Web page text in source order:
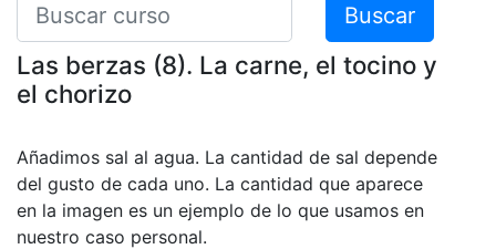
Buscar
Las berzas (8). La carne, el tocino y
el chorizo
Añadimos sal al agua. La cantidad de sal depende
del gusto de cada uno. La cantidad que aparece
en la imagen es un ejemplo de lo que usamos en
nuestro caso personal.